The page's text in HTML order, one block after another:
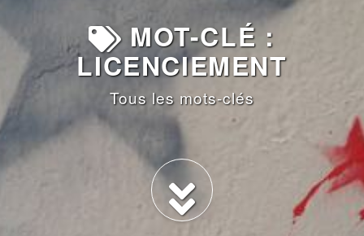
MOT-CLÉ :
LICENCIEMENT
Tous les mots-clés